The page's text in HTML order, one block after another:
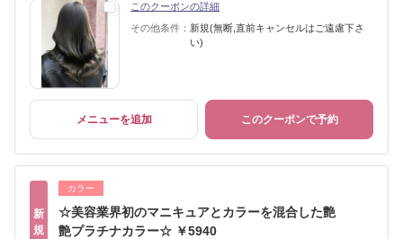
このクーポンの詳細
その他条件： 新規(無断,直前キャンセルはご遠慮下さ
い)
メニューを追加 このクーポンで予約
新
規
カラー
☆美容業界初のマニキュアとカラーを混合した艶
艶プラチナカラー☆ ￥5940